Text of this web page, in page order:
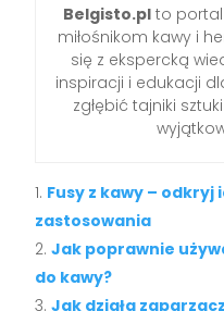
Belgisto.pl to
miłośnikom kawy i
się z ekspercką
inspiracji i edukacji
zgłębić tajniki
Fusy z kawy –
zastosowania
Jak poprawnie
do kawy?
Jak działa